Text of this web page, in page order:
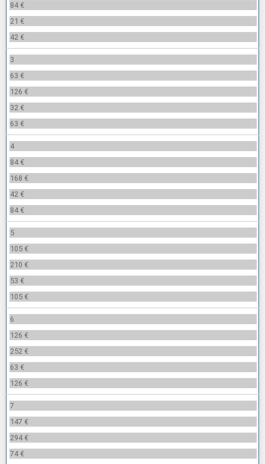
84 €
21 €
42 €
3
63 €
126 €
32 €
63 €
4
84 €
168 €
42 €
84 €
5
105 €
210 €
53 €
105 €
6
126 €
252 €
63 €
126 €
7
147 €
294 €
74 €